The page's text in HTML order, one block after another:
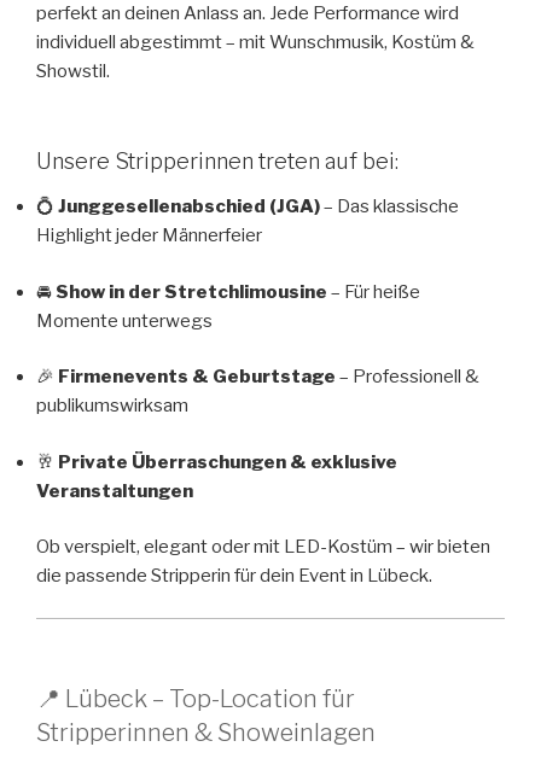
perfekt an deinen Anlass an. Jede Performance wird
individuell abgestimmt – mit Wunschmusik, Kostüm &
Showstil.
Unsere Stripperinnen treten auf bei:
💍 Junggesellenabschied (JGA)– Das klassische
Highlight jeder Männerfeier
🚘 Show in der Stretchlimousine – Für heiße
Momente unterwegs
🎉 Firmenevents & Geburtstage – Professionell &
publikumswirksam
🥂 Private Überraschungen & exklusive
Veranstaltungen
Ob verspielt, elegant oder mit LED-Kostüm – wir bieten
die passende Stripperin für dein Event in Lübeck.
📍 Lübeck – Top-Location für
Stripperinnen & Showeinlagen